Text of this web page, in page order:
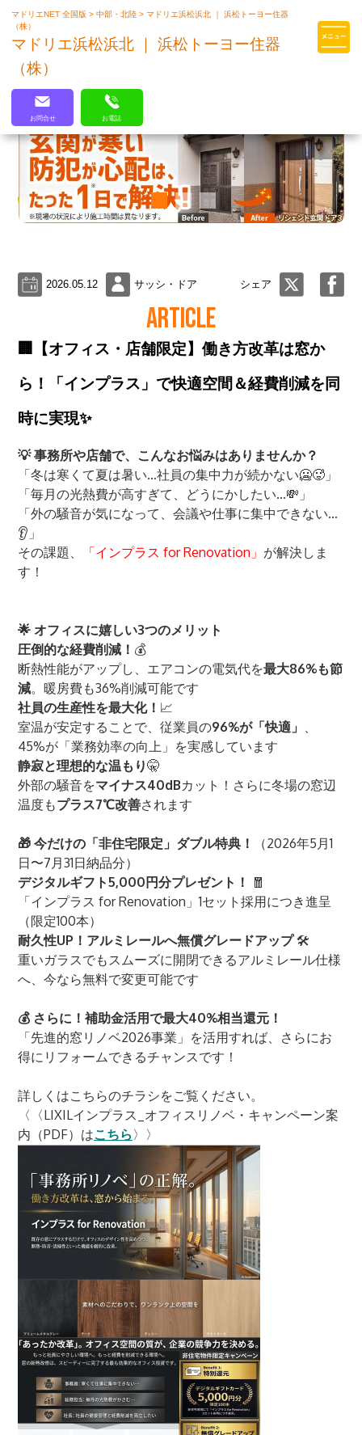
マドリエはLIXILの厳しい基準を
マドリエNET 全国版>中部・北陸>マドリエ浜松浜北 ｜ 浜松トーヨー住器
（株）
マドリエ浜松浜北 ｜ 浜松トーヨー住器
（株）
お問合せ お電話
2026.05.12 サッシ・ドア シェア
ARTICLE
🏢【オフィス・店舗限定】働き方改革は窓か
ら！「インプラス」で快適空間＆経費削減を同
時に実現✨